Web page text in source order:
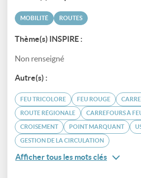
MOBILITÉ ROUTES
Thème(s) INSPIRE :
Non renseigné
Autre(s) :
FEU TRICOLORE FEU ROUGE
ROUTE RÉGIONALE CARREFOURS À
CROISEMENT POINT MARQUANT
GESTION DE LA CIRCULATION
Afficher tous les mots clés